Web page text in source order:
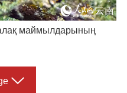
маймылдарының